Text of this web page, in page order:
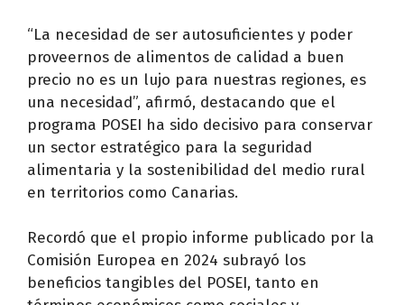
“La necesidad de ser autosuficientes y poder
proveernos de alimentos de calidad a buen
precio no es un lujo para nuestras regiones, es
una necesidad”, afirmó, destacando que el
programa POSEI ha sido decisivo para conservar
un sector estratégico para la seguridad
alimentaria y la sostenibilidad del medio rural
en territorios como Canarias.
Recordó que el propio informe publicado por la
Comisión Europea en 2024 subrayó los
beneficios tangibles del POSEI, tanto en